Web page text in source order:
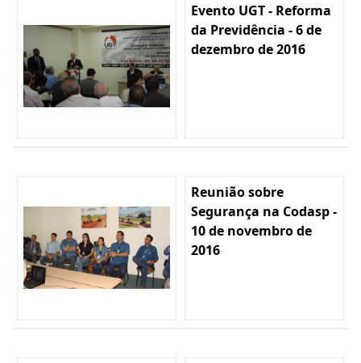
Evento UGT - Reforma
da Previdência - 6 de
dezembro de 2016
Reunião sobre
Segurança na Codasp -
10 de novembro de
2016